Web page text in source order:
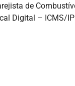
de
Digital – ICMS/